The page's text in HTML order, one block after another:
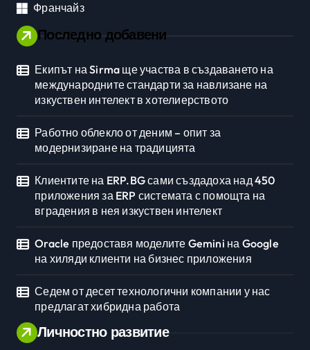
Франчайз
Последно добавени
Екипът на Sirma ще участва в създаването на
международните стандарти за навлизане на
изкуствен интелект в хотелиерството
Работно облекло от деним – опит за
модернизиране на традицията
Клиентите на ERP.BG сами създадоха над 450
приложения за ERP системата с помощта на
вградения в нея изкуствен интелект
Oracle предоставя моделите Gemini на Google
на хиляди клиенти на бизнес приложения
Седем от десет технологични компании у нас
предлагат хибридна работа
Личностно развитие